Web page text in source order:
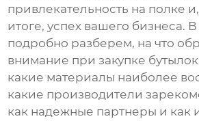
привлекательность на полке
итоге, успех вашего бизнеса.
подробно разберем, на что
внимание при закупке
какие материалы наиболее
какие производители
как надежные партнеры и как